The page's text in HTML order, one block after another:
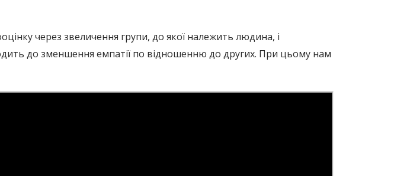
через звеличення групи, до якої належить людина, і
до зменшення емпатії по відношенню до других. При цьому нам